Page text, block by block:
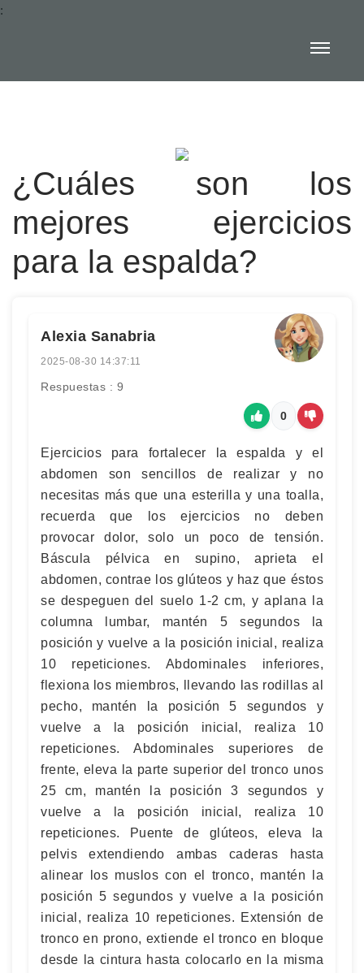
:
¿Cuáles son los
mejores ejercicios
para la espalda?
Alexia Sanabria
2025-08-30 14:37:11
Respuestas : 9
0
Ejercicios para fortalecer la espalda y el
abdomen son sencillos de realizar y no
necesitas más que una esterilla y una toalla,
recuerda que los ejercicios no deben
provocar dolor, solo un poco de tensión.
Báscula pélvica en supino, aprieta el
abdomen, contrae los glúteos y haz que éstos
se despeguen del suelo 1-2 cm, y aplana la
columna lumbar, mantén 5 segundos la
posición y vuelve a la posición inicial, realiza
10 repeticiones. Abdominales inferiores,
flexiona los miembros, llevando las rodillas al
pecho, mantén la posición 5 segundos y
vuelve a la posición inicial, realiza 10
repeticiones. Abdominales superiores de
frente, eleva la parte superior del tronco unos
25 cm, mantén la posición 3 segundos y
vuelve a la posición inicial, realiza 10
repeticiones. Puente de glúteos, eleva la
pelvis extendiendo ambas caderas hasta
alinear los muslos con el tronco, mantén la
posición 5 segundos y vuelve a la posición
inicial, realiza 10 repeticiones. Extensión de
tronco en prono, extiende el tronco en bloque
desde la cintura hasta colocarlo en la misma